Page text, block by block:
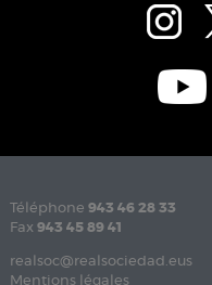
Téléphone 943 46 28 33
Fax 943 45 89 41
realsoc@realsociedad.eus
Mentions légales